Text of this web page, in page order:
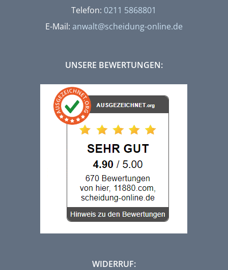
Telefon: 0211 5868801
E-Mail: anwalt@scheidung-online.de
UNSERE BEWERTUNGEN:
WIDERRUF: